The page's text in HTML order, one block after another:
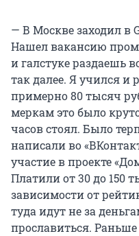
— В Москве заходил в
Нашел вакансию
и галстуке раздаешь
так далее. Я учился и
примерно 80 тысяч
меркам это было
часов стоял. Было
написали во
участие в проекте
Платили от 30 до 150
зависимости от
туда идут не за
прославиться.